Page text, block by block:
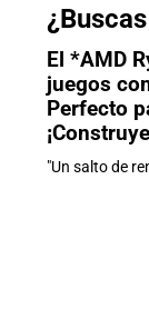
El *AMD
juegos
Perfecto
"Un salto de